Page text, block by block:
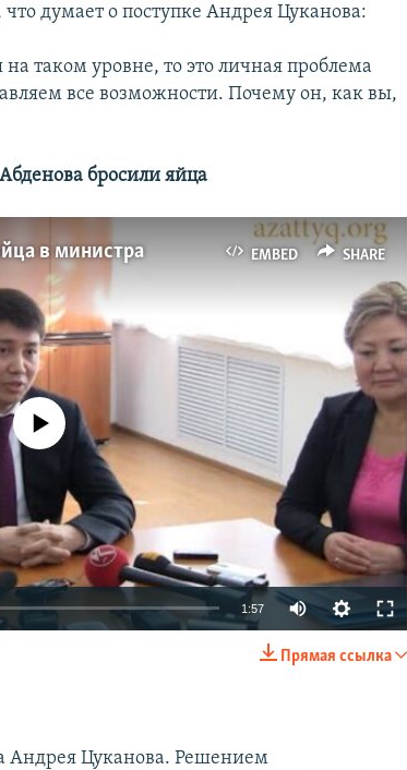
думает о поступке Андрея Цуканова:
таком уровне, то это личная проблема
все возможности. Почему он, как вы,
бросили яйца
EMBED SHARE
в министра
currently available
1:57
Прямая ссылка
Андрея Цуканова. Решением